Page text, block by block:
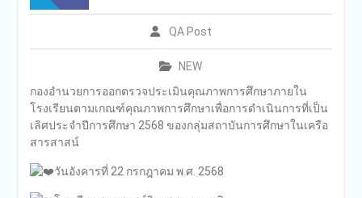
QA Post
NEW
กองอำนวยการออกตรวจประเมินคุณภาพการศึกษาภายใน
โรงเรียนตามเกณฑ์คุณภาพการศึกษาเพื่อการดำเนินการที่เป็น
เลิศประจำปีการศึกษา 2568 ของกลุ่มสถาบันการศึกษาในเครือ
สารสาสน์
วันอังคารที่ 22 กรกฎาคม พ.ศ. 2568